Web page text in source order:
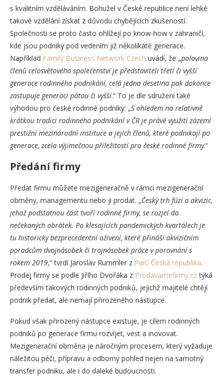
s kvalitním vzděláváním. Bohužel v České republice není lehké
takové vzdělání získat z důvodu chybějících zkušeností.
Společnosti se proto často ohlížejí po know-how v zahraničí,
kde jsou podniky pod vedením již několikáté generace.
Například Family Business Network Czech uvádí, že „polovina
členů celosvětového společenství je představiteli třetí či vyšší
generace rodinného podnikání, celá jedna desetina pak dokonce
zastupuje generaci pátou či vyšší.“ To je dle sdružení také
výhodou pro české rodinné podniky: „S ohledem na relativně
krátkou tradici rodinného podnikání v ČR je právě využití zázemí
prestižní mezinárodní instituce a jejích členů, které podnikají po
generace, zcela výjimečnou příležitostí pro české rodinné firmy.“
Předání firmy
Předat firmu můžete mezigeneračně v rámci mezigenerační
obměny, managementu nebo ji prodat. „Český trh fúzí a akvizic,
jehož podstatnou část tvoří rodinné firmy, se rozjel do
nečekaných obrátek. Po klesajících pandemických kvartálech je
tu historicky bezprecedentní oživení, které přináší akvizičním
poradcům dvojnásobek či trojnásobek práce v porovnání s
rokem 2019,“ tvrdí Jaroslav Rummler z PwC Česká republika.
Prodej firmy se podle Jiřího Dvořáka z Prodavamefirmy.cztýká
především takových rodinných podniků, jejichž majitelé chtějí
podnik předat, ale nemají přirozeného nástupce.
Pokud však přirozený nástupce existuje, je cílem rodinných
podniků po generace firmu rozvíjet, vést a inovovat.
Mezigenerační obměna je náročným procesem, který vyžaduje
náležitou péči, přípravu a odborný pohled nejen na samotný
transfer podniku, ale i do daleké budoucnosti.